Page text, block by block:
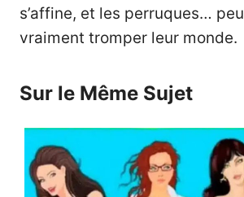
s’affine, et les perruques…
vraiment tromper leur monde.
Sur le Même Sujet